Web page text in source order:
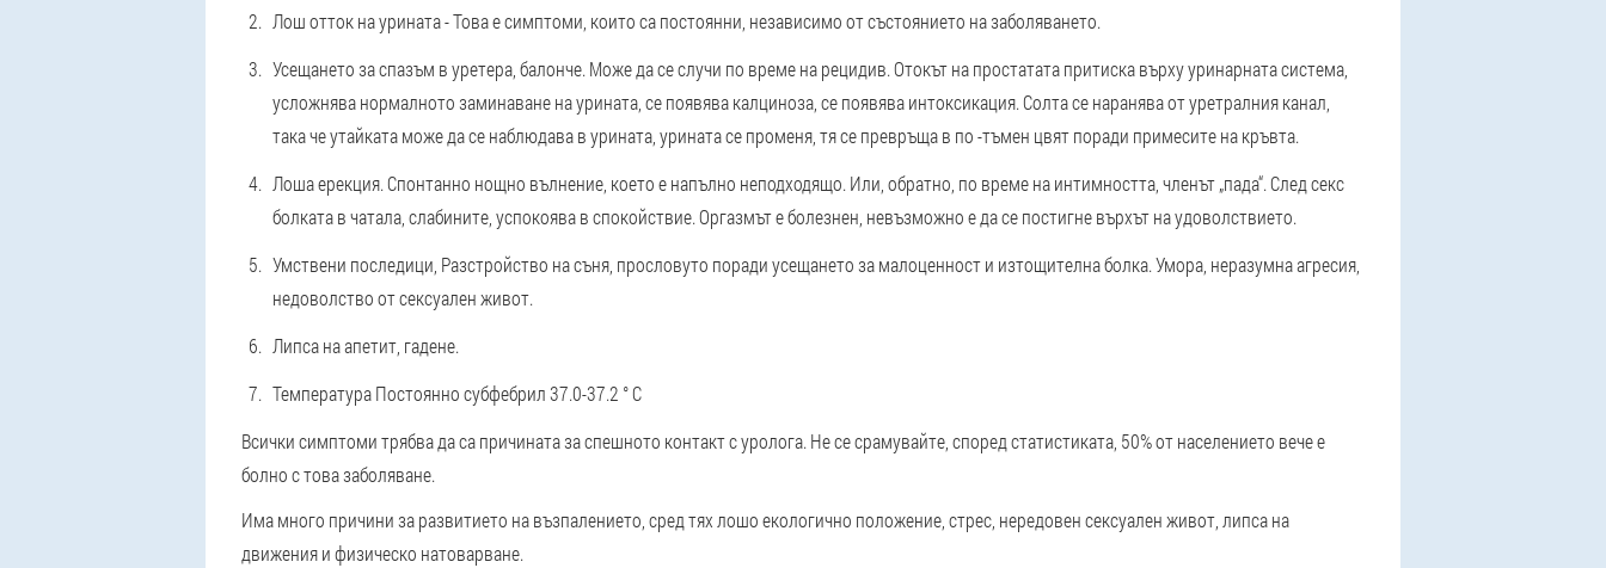
Лош отток на урината- Това е симптоми, които са постоянни, независимо от състоянието на заболяването.
Усещането за спазъм в уретера, балонче. Може да се случи по време на рецидив. Отокът на простатата притиска върху уринарната система,
усложнява нормалното заминаване на урината, се появява калциноза, се появява интоксикация. Солта се наранява от уретралния канал,
така че утайката може да се наблюдава в урината, урината се променя, тя се превръща в по -тъмен цвят поради примесите на кръвта.
Лоша ерекция. Спонтанно нощно вълнение, което е напълно неподходящо. Или, обратно, по време на интимността, членът „пада“. След секс
болката в чатала, слабините, успокоява в спокойствие. Оргазмът е болезнен, невъзможно е да се постигне върхът на удоволствието.
Умствени последици , Разстройство на съня, прословуто поради усещането за малоценност и изтощителна болка. Умора, неразумна агресия,
недоволство от сексуален живот.
Липса на апетит , гадене.
ТемператураПостоянно субфебрил 37.0-37.2 ° С
Всички симптоми трябва да са причината за спешното контакт с уролога. Не се срамувайте, според статистиката, 50% от населението вече е
болно с това заболяване.
Има много причини за развитието на възпалението, сред тях лошо екологично положение, стрес, нередовен сексуален живот, липса на
движения и физическо натоварване.